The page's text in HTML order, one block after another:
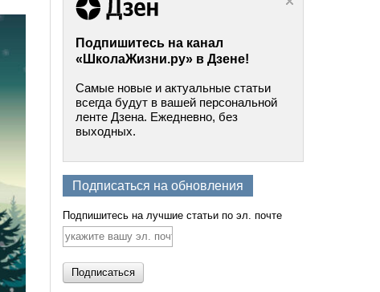
Подпишитесь на канал
«ШколаЖизни.ру» в Дзене!
Самые новые и актуальные статьи
всегда будут в вашей персональной
ленте Дзена. Ежедневно, без
выходных.
Подписаться на обновления
Подпишитесь на лучшие статьи по эл. почте